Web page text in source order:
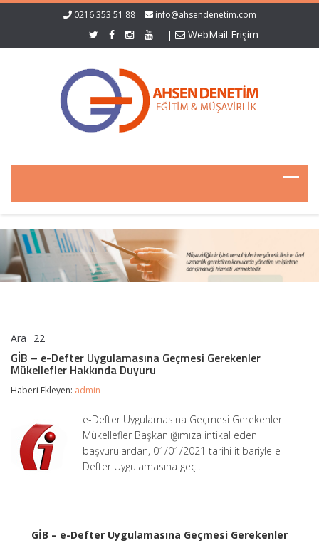
0216 353 51 88 info@ahsendenetim.com
| WebMail Erişim
Ara 22
e-
Defter
Uygulamasına
Mükellefler
Hakkında
Duyuru
GİB – e-Defter Uygulamasına Geçmesi Gerekenler
Mükellefler Hakkında Duyuru
Haberi Ekleyen: admin
e-Defter Uygulamasına Geçmesi Gerekenler
Mükellefler Başkanlığımıza intikal eden
başvurulardan, 01/01/2021 tarihi itibariyle e-
Defter Uygulamasına geç…
GİB – e-Defter Uygulamasına Geçmesi Gerekenler